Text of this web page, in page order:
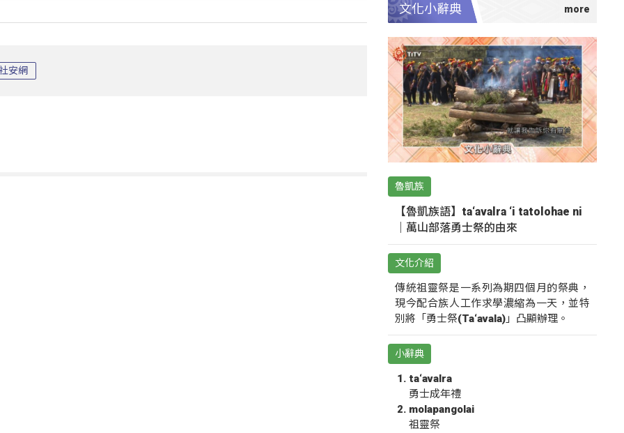
安網
文化小辭典
魯凱族
【魯凱族語】ta‘avalra ‘i tatolohae ni
｜萬山部落勇士祭的由來
文化介紹
傳統祖靈祭是一系列為期四個月的祭典，
現今配合族人工作求學濃縮為一天，並特
別將「勇士祭(Ta‘avala)」凸顯辦理。
小辭典
ta‘avalra
勇士成年禮
molapangolai
祖靈祭